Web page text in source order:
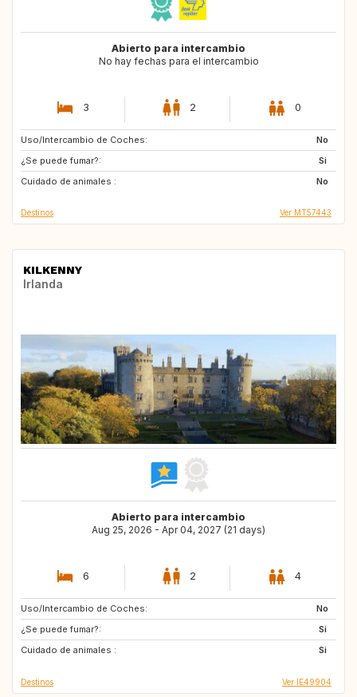
Abierto para intercambio
No hay fechas para el intercambio
3 2 0
Uso/Intercambio de Coches:
No
¿Se puede fumar?:
Si
Cuidado de animales :
No
US
ES
PT
Destinos Ver MT57443
KILKENNY
Irlanda
Abierto para intercambio
Aug 25, 2026 - Apr 04, 2027 (21 days)
6 2 4
Uso/Intercambio de Coches:
No
¿Se puede fumar?:
Si
Cuidado de animales :
Si
IE
US
FR
Destinos Ver IE49904